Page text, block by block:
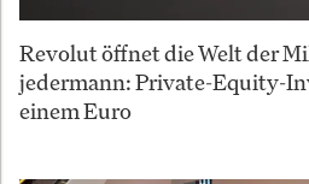
Revolut öffnet die Welt der
jedermann: Private-Equity-
einem Euro